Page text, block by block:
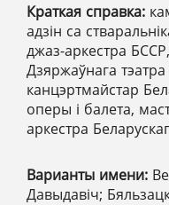
Краткая справка:
адзін са
джаз-аркестра
Дзяржаўнага
канцэртмайстар
оперы і балета,
аркестра
Варианты имени:
Давыдавіч;